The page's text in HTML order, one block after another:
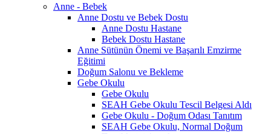
Anne - Bebek
Anne Dostu ve Bebek Dostu
Anne Dostu Hastane
Bebek Dostu Hastane
Anne Sütünün Önemi ve Başarılı Emzirme
Eğitimi
Doğum Salonu ve Bekleme
Gebe Okulu
Gebe Okulu
SEAH Gebe Okulu Tescil Belgesi Aldı
Gebe Okulu - Doğum Odası Tanıtım
SEAH Gebe Okulu, Normal Doğum